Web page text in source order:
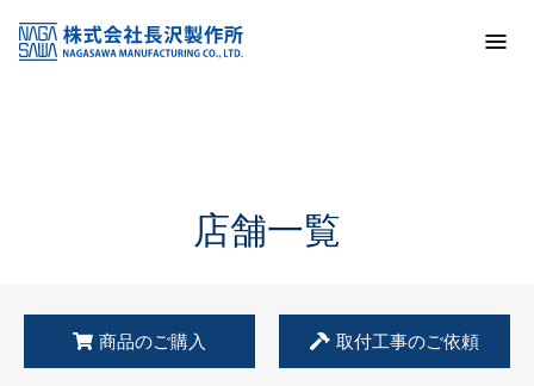
KSS加盟店・取扱店情報
店舗一覧
店舗一覧
商品のご購入 取付工事のご依頼